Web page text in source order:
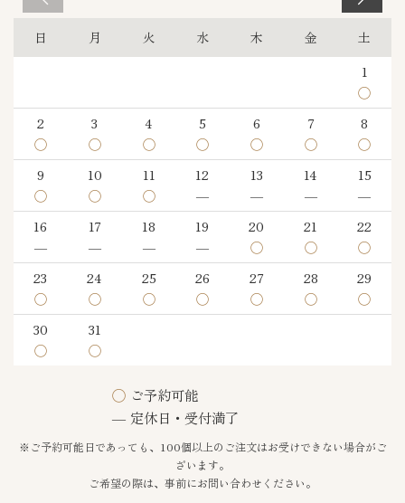
日 月 火 水 木 金
土
1
◯
2
◯
3
◯
4
◯
5
◯
6
◯
7
◯
8
◯
9
◯
10
◯
11
◯
12
―
13
―
14
―
15
―
16
―
17
―
18
―
19
―
20
◯
21
◯
22
◯
23
◯
24
◯
25
◯
26
◯
27
◯
28
◯
29
◯
30
◯
31
◯
◯ ご予約可能
― 定休日・受付満了
※ご予約可能日であっても、100個以上のご注文はお受けできない場合がご
ざいます。
ご希望の際は、事前にお問い合わせください。